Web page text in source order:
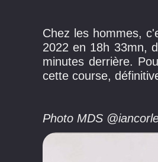
Chez les hommes,
2022 en 18h 33mn,
minutes derrière.
cette course,
Photo MDS